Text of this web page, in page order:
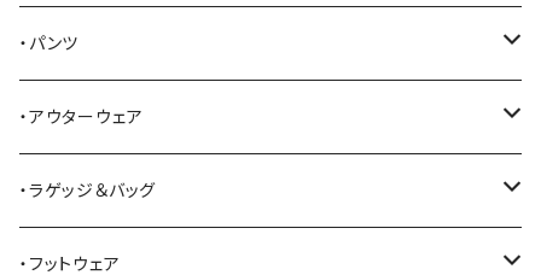
Alden
ALFONSO'S OF HOLLYWOOD LEATHER
All American Khakis
American Optical
Tシャツ
シャツ
ベスト
セーター
・パンツ
ジーンズ
ワークパンツ
オーバーオール
・アウターウェア
コート
ジャケット
・ラゲッジ＆バッグ
トートバッグ
・フットウェア